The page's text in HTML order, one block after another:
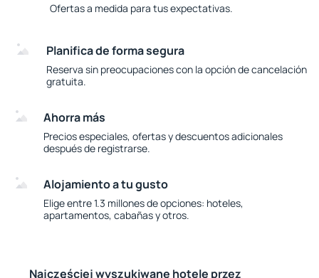
Ofertas a medida para tus expectativas.
Planifica de forma segura
Reserva sin preocupaciones con la opción de cancelación
gratuita.
Ahorra más
Precios especiales, ofertas y descuentos adicionales
después de registrarse.
Alojamiento a tu gusto
Elige entre 1.3 millones de opciones: hoteles,
apartamentos, cabañas y otros.
Najczęściej wyszukiwane hotele przez